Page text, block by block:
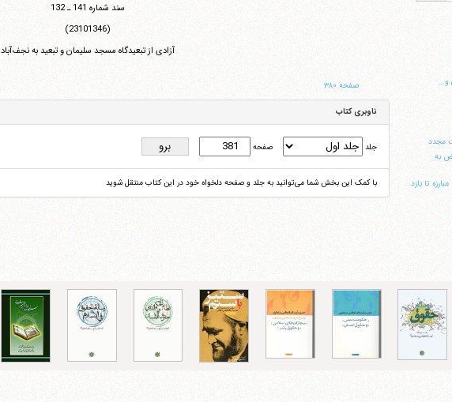
به
سند شماره 141 ـ 132
(23101346)
آزادى از تبعیدگاه مسجد سلیمان و تبعید به نجف‌آباد
صفحه ۳۸۰
ناوبری کتاب
جلد صفحه
با کمک این بخش شما می‌توانید به جلد و صفحه دلخواه خود در این کتاب منتقل شوید
فکس37740015-25-98+